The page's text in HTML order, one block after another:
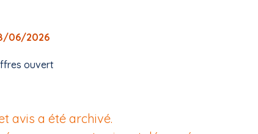
06/2026
ouvert
avis a été archivé.